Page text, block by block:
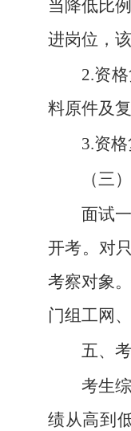
当降低比
进岗位，
2.资
料原件及
3.资
（三
面试
开考。对
考察对象
门组工网
五、
考生
绩从高到